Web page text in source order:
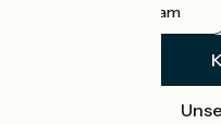
Instagram